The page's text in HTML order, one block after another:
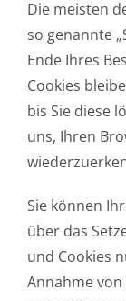
Die meisten
so genannte
Ende Ihres
Cookies
bis Sie diese
uns, Ihren
Sie können
über das
und Cookies
Annahme